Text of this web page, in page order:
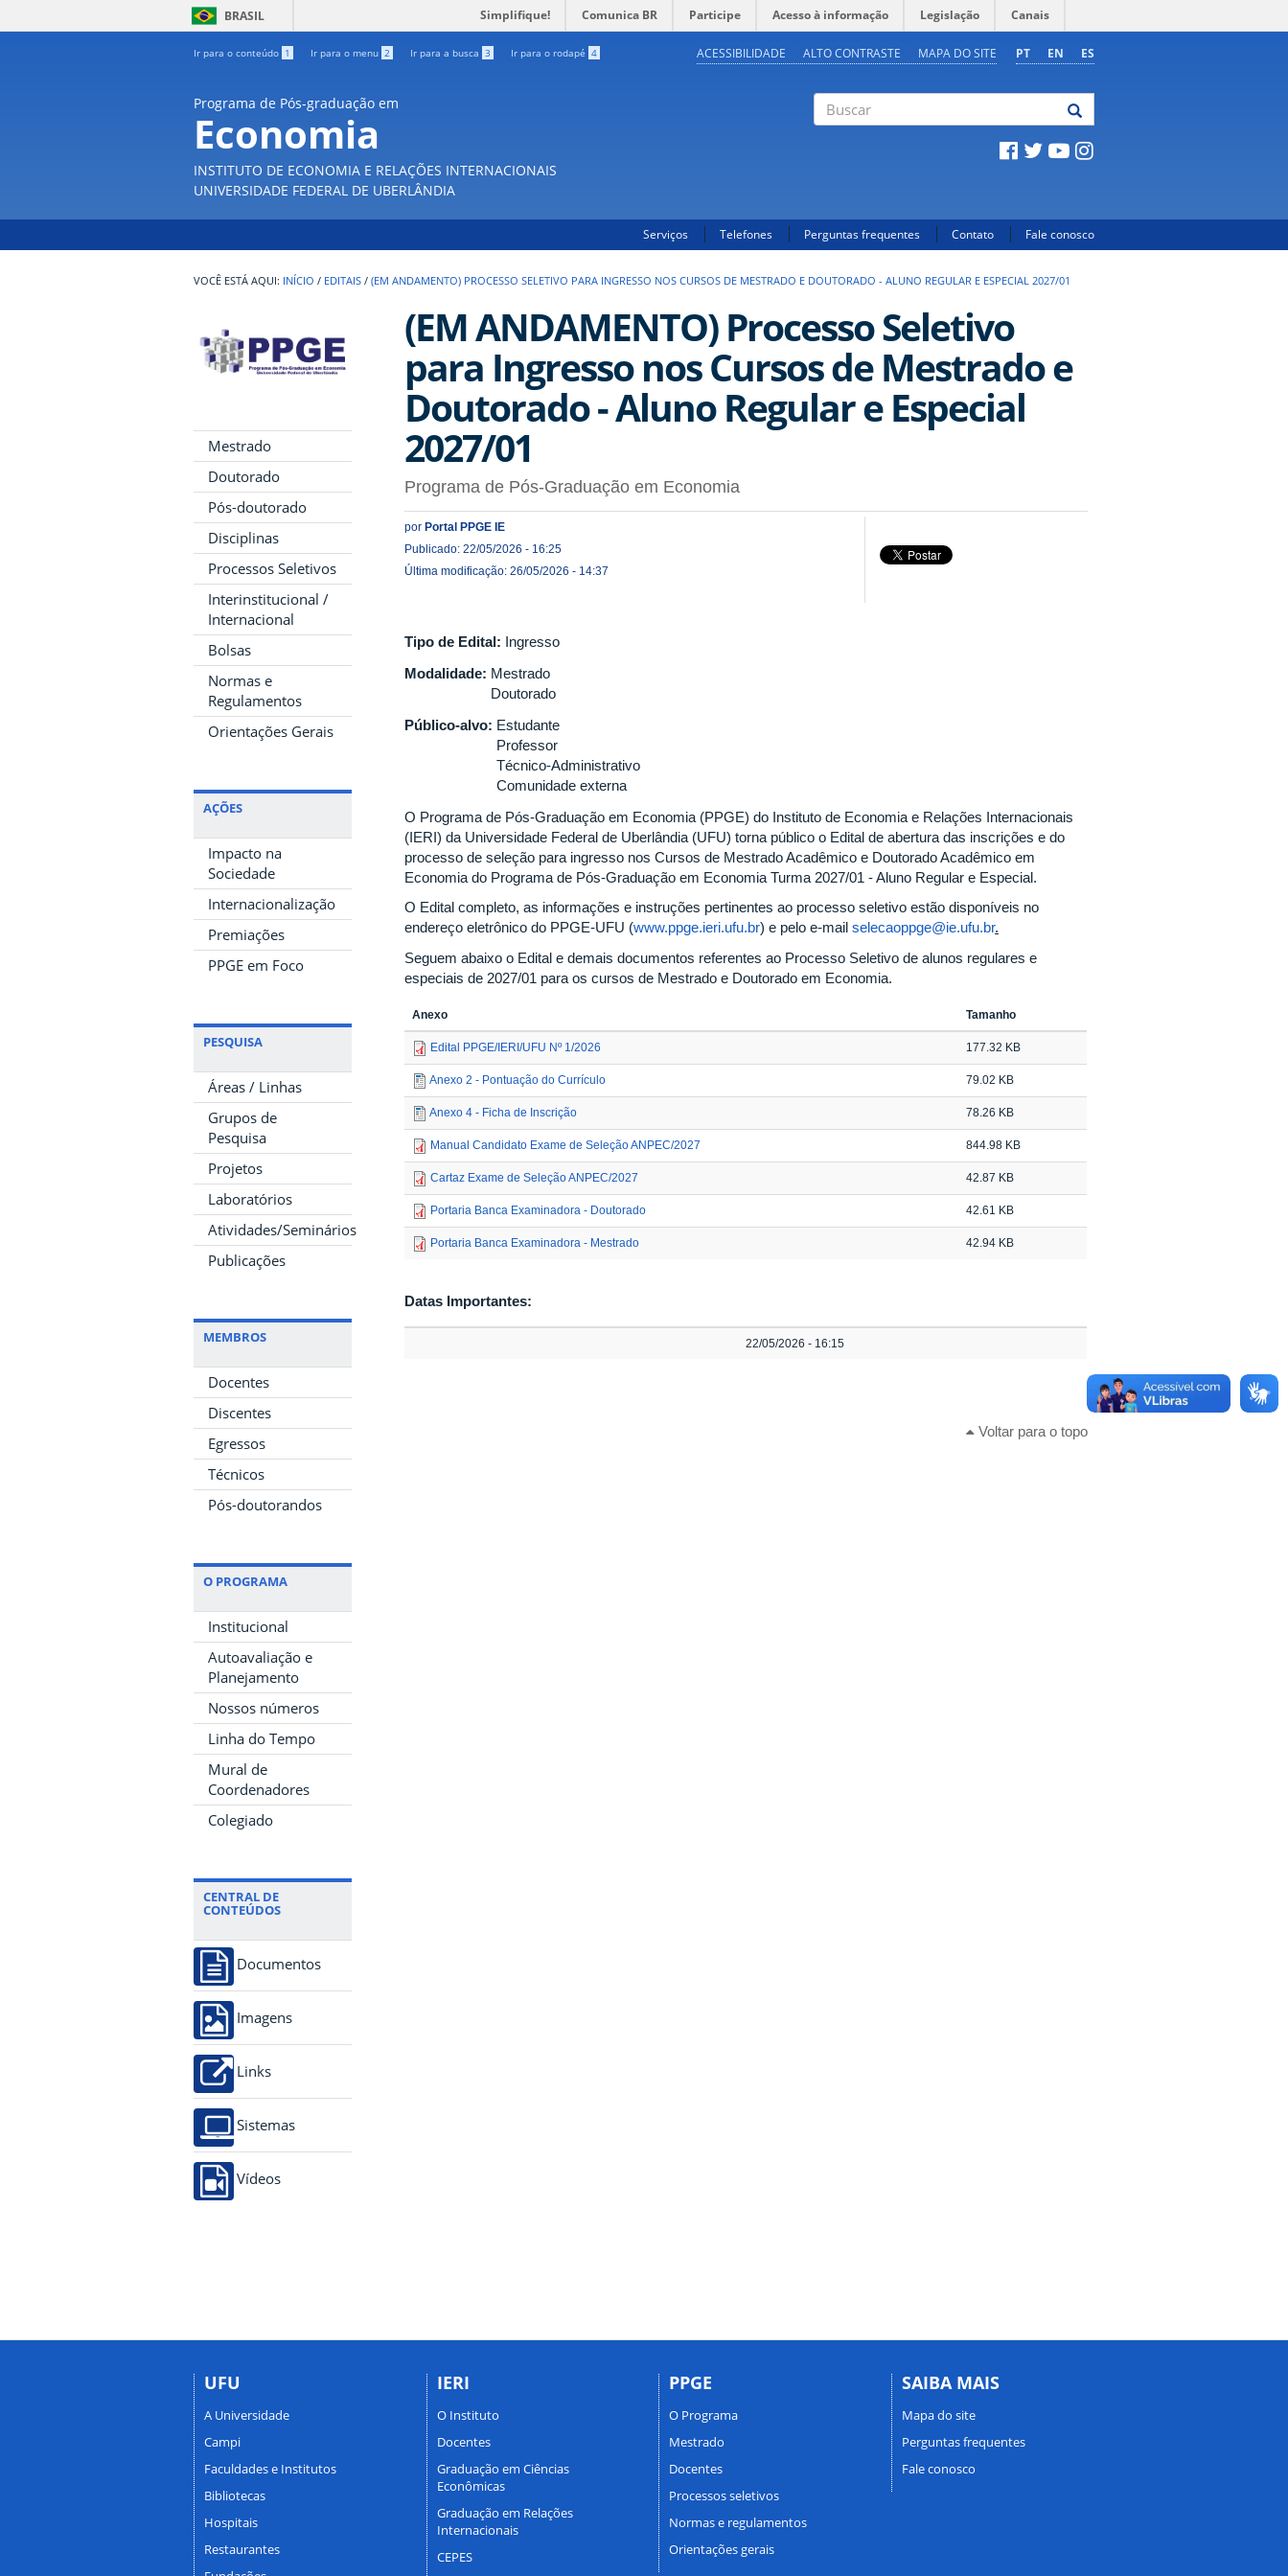
BRASIL Simplifique! Comunica BR Participe Acesso à informação Legislação Canais
Ir para o conteúdo 1 Ir para o menu 2 Ir para a busca 3 Ir para o rodapé 4 PT EN ES
ACESSIBILIDADE ALTO CONTRASTE MAPA DO SITE
Programa de Pós-graduação em
Economia
INSTITUTO DE ECONOMIA E RELAÇÕES INTERNACIONAIS
UNIVERSIDADE FEDERAL DE UBERLÂNDIA
Serviços Telefones Perguntas frequentes Contato Fale conosco
INÍCIO / EDITAIS / (EM ANDAMENTO) PROCESSO SELETIVO PARA INGRESSO NOS CURSOS DE MESTRADO E DOUTORADO - ALUNO REGULAR E ESPECIAL 2027/01
Mestrado
Doutorado
Pós-doutorado
Disciplinas
Processos Seletivos
Interinstitucional /
Internacional
Bolsas
Normas e
Regulamentos
Orientações Gerais
AÇÕES
Impacto na
Sociedade
Internacionalização
Premiações
PPGE em Foco
PESQUISA
Áreas / Linhas
Grupos de
Pesquisa
Projetos
Laboratórios
Atividades/Seminários
Publicações
MEMBROS
Docentes
Discentes
Egressos
Técnicos
Pós-doutorandos
O PROGRAMA
Institucional
Autoavaliação e
Planejamento
Nossos números
Linha do Tempo
Mural de
Coordenadores
Colegiado
CENTRAL DE
CONTEÚDOS
Documentos
Imagens
Links
Sistemas
Vídeos
(EM ANDAMENTO) Processo Seletivo
para Ingresso nos Cursos de Mestrado e
Doutorado - Aluno Regular e Especial
2027/01
Programa de Pós-Graduação em Economia
por Portal PPGE IE
Publicado: 22/05/2026 - 16:25
Última modificação: 26/05/2026 - 14:37
Tipo de Edital: Ingresso
Modalidade: Mestrado
Doutorado
Público-alvo: Estudante
Professor
Técnico-Administrativo
Comunidade externa
O Programa de Pós-Graduação em Economia (PPGE) do Instituto de Economia e Relações Internacionais
(IERI) da Universidade Federal de Uberlândia (UFU) torna público o Edital de abertura das inscrições e do
processo de seleção para ingresso nos Cursos de Mestrado Acadêmico e Doutorado Acadêmico em
Economia do Programa de Pós-Graduação em Economia Turma 2027/01 - Aluno Regular e Especial.
O Edital completo, as informações e instruções pertinentes ao processo seletivo estão disponíveis no
endereço eletrônico do PPGE-UFU (www.ppge.ieri.ufu.br) e pelo e-mail selecaoppge@ie.ufu.br.
Seguem abaixo o Edital e demais documentos referentes ao Processo Seletivo de alunos regulares e
especiais de 2027/01 para os cursos de Mestrado e Doutorado em Economia.
Anexo Tamanho
Edital PPGE/IERI/UFU​ Nº 1/2026 177.32 KB
Anexo 2 - Pontuação do Currículo 79.02 KB
Anexo 4 - Ficha de Inscrição 78.26 KB
Manual Candidato Exame de Seleção ANPEC/2027 844.98 KB
Cartaz Exame de Seleção ANPEC/2027 42.87 KB
Portaria Banca Examinadora - Doutorado 42.61 KB
Portaria Banca Examinadora - Mestrado 42.94 KB
Datas Importantes:
22/05/2026 - 16:15
Voltar para o topo
UFU
A Universidade
Campi
Faculdades e Institutos
Bibliotecas
Hospitais
Restaurantes
IERI
O Instituto
Docentes
Graduação em Ciências
Econômicas
Graduação em Relações
Internacionais
CEPES
PPGE
O Programa
Mestrado
Docentes
Processos seletivos
Normas e regulamentos
Orientações gerais
SAIBA MAIS
Mapa do site
Perguntas frequentes
Fale conosco